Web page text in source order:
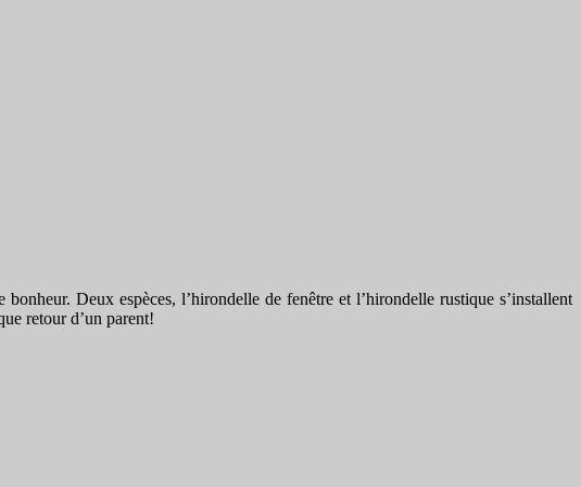
Deux espèces, l’hirondelle de fenêtre et l’hirondelle rustique s’installent
retour d’un parent!